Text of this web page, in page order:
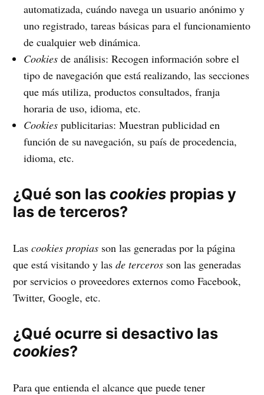
automatizada, cuándo navega un usuario anónimo y
uno registrado, tareas básicas para el funcionamiento
de cualquier web dinámica.
Cookies de análisis: Recogen información sobre el
tipo de navegación que está realizando, las secciones
que más utiliza, productos consultados, franja
horaria de uso, idioma, etc.
Cookies publicitarias: Muestran publicidad en
función de su navegación, su país de procedencia,
idioma, etc.
¿Qué son lascookies propias y
las de terceros?
Lascookies propias son las generadas por la página
que está visitando y lasde terceros son las generadas
por servicios o proveedores externos como Facebook,
Twitter, Google, etc.
¿Qué ocurre si desactivo las
cookies?
Para que entienda el alcance que puede tener